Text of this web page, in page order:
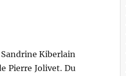
Kiberlain
Pierre Jolivet. Du